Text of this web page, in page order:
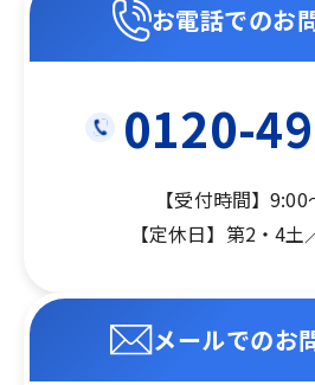
お電話でのお
0120-
【受付時間】
【定休日】第2・4土
メールでのお